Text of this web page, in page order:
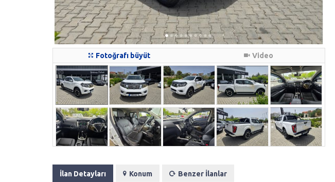
Fotoğrafı büyüt Video
İlan Detayları Konum Benzer İlanlar